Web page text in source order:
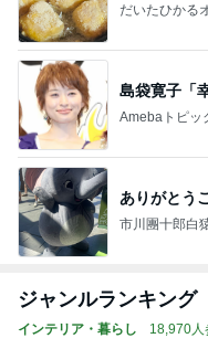
だいたひかる
島袋寛子「
Amebaトピッ
ありがとう
市川團十郎白
ジャンルランキング
インテリア・暮らし 18,970人